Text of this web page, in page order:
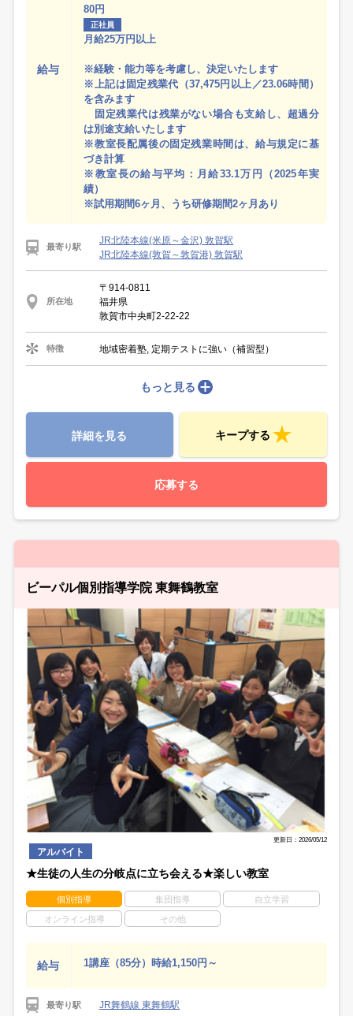
給与
80円
正社員
月給25万円以上
※経験・能力等を考慮し、決定いたします
※上記は固定残業代（37,475円以上／23.06時間）
を含みます
固定残業代は残業がない場合も支給し、超過分
は別途支給いたします
※教室長配属後の固定残業時間は、給与規定に基
づき計算
※教室長の給与平均：月給33.1万円（2025年実
績）
※試用期間6ヶ月、うち研修期間2ヶ月あり
最寄り駅
JR北陸本線(米原～金沢) 敦賀駅
JR北陸本線(敦賀～敦賀港) 敦賀駅
所在地
〒914-0811
福井県
敦賀市中央町2-22-22
特徴 地域密着塾, 定期テストに強い（補習型）
もっと見る
詳細を見る キープする
応募する
ビーパル個別指導学院 東舞鶴教室
更新日：2026/05/12
アルバイト
★生徒の人生の分岐点に立ち会える★楽しい教室
個別指導 集団指導 自立学習
オンライン指導 その他
給与 1講座（85分）時給1,150円～
最寄り駅 JR舞鶴線 東舞鶴駅